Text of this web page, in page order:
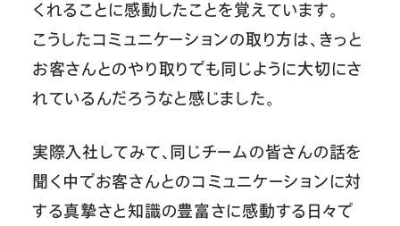
くれることに感動したことを覚えています。
こうしたコミュニケーションの取り方は、きっと
お客さんとのやり取りでも同じように大切にさ
れているんだろうなと感じました。
実際入社してみて、同じチームの皆さんの話を
聞く中でお客さんとのコミュニケーションに対
する真摯さと知識の豊富さに感動する日々で